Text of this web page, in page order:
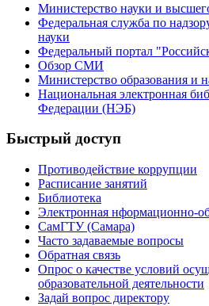
Министерство науки и
Федеральная служба по
науки
Федеральный портал
Обзор СМИ
Министерство образования и
Национальная электронная
Федерации (НЭБ)
Быстрый доступ
Противодействие коррупции
Расписание занятий
Библиотека
Электронная нформационно-
СамГТУ (Самара)
Часто задаваемые вопросы
Обратная связь
Опрос о качестве условий
образовательной деятельности
Задай вопрос директору